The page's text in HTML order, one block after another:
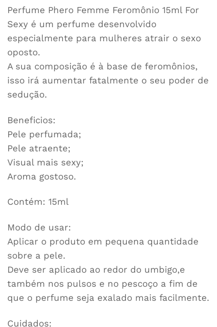
Perfume Phero Femme Feromônio 15ml For
Sexy é um perfume desenvolvido
especialmente para mulheres atrair o sexo
oposto.
A sua composição é à base de feromônios,
isso irá aumentar fatalmente o seu poder de
sedução.
Beneficios:
Pele perfumada;
Pele atraente;
Visual mais sexy;
Aroma gostoso.
Contém: 15ml
Modo de usar:
Aplicar o produto em pequena quantidade
sobre a pele.
Deve ser aplicado ao redor do umbigo,e
também nos pulsos e no pescoço a fim de
que o perfume seja exalado mais facilmente.
Cuidados: